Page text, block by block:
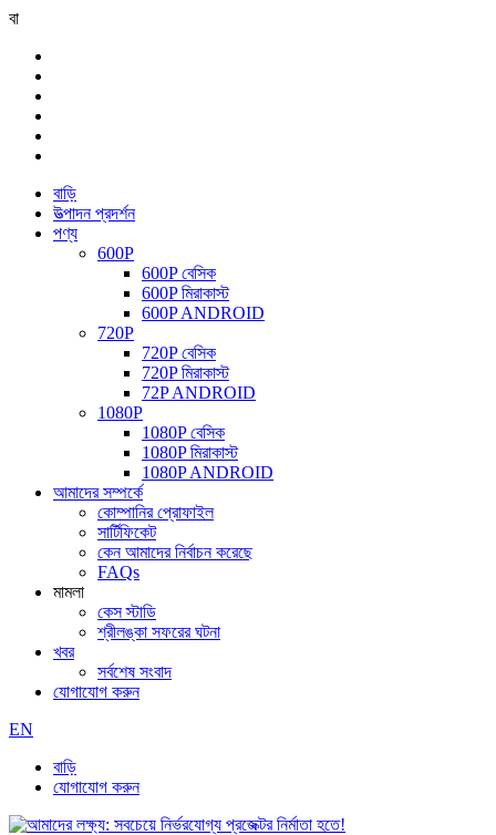
বা
বাড়ি
উত্পাদন প্রদর্শন
পণ্য
600P
600P বেসিক
600P মিরাকাস্ট
600P ANDROID
720P
720P বেসিক
720P মিরাকাস্ট
72P ANDROID
1080P
1080P বেসিক
1080P মিরাকাস্ট
1080P ANDROID
আমাদের সম্পর্কে
কোম্পানির প্রোফাইল
সার্টিফিকেট
কেন আমাদের নির্বাচন করেছে
FAQs
মামলা
কেস স্টাডি
শ্রীলঙ্কা সফরের ঘটনা
খবর
সর্বশেষ সংবাদ
যোগাযোগ করুন
EN
বাড়ি
যোগাযোগ করুন